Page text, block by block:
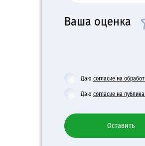
Ваша оценка
Даю согласие на
Даю согласие на
Оставить